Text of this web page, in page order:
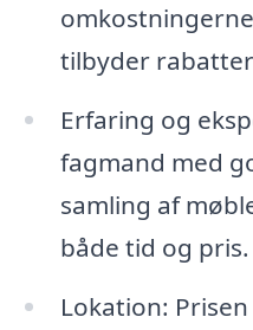
tilbyder
Erfaring og
fagmand med
samling af
både tid og pris.
Lokation: